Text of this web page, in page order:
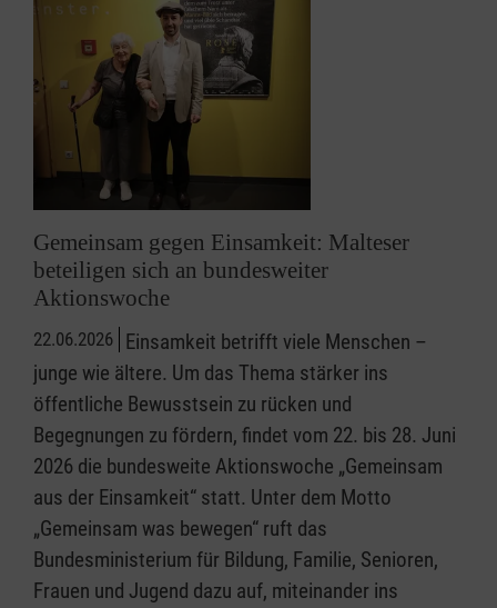
Gemeinsam gegen Einsamkeit: Malteser
beteiligen sich an bundesweiter
Aktionswoche
22.06.2026 Einsamkeit betrifft viele Menschen –
junge wie ältere. Um das Thema stärker ins
öffentliche Bewusstsein zu rücken und
Begegnungen zu fördern, findet vom 22. bis 28. Juni
2026 die bundesweite Aktionswoche „Gemeinsam
aus der Einsamkeit“ statt. Unter dem Motto
„Gemeinsam was bewegen“ ruft das
Bundesministerium für Bildung, Familie, Senioren,
Frauen und Jugend dazu auf, miteinander ins